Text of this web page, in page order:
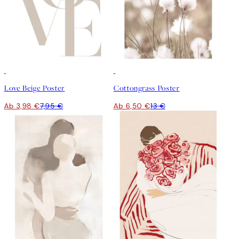
Love Beige Poster
Ab 3,98 €7,95 €
Cottongrass Poster
Ab 6,50 €13 €